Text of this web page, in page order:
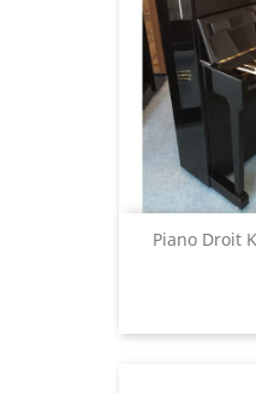
Piano Droit